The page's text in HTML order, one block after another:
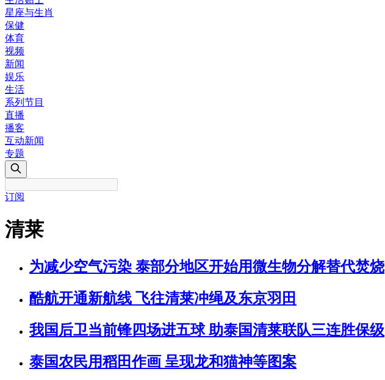
星座与生肖
保健
体育
视频
新闻
娱乐
生活
系列节目
直播
播客
互动新闻
专题
订阅
清莱
为减少空气污染 泰部分地区开始用微生物分解替代焚烧
酷航开通新航线 飞往清莱冲绳及东京羽田
我国后卫当前锋四场进五球 助泰国清莱联队三连胜保级
泰国农民用稻田作画 呈现龙和猫神等图案​​